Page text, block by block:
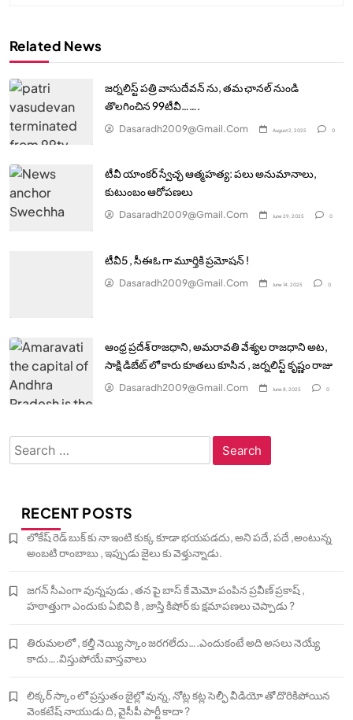
Related News
జర్నలిస్ట్ పత్రి వాసుదేవన్ ను, తమ ఛానల్ నుండి
తొలగించిన 99టీవీ…….
Dasaradh2009@gmail.com August 2, 2025 0
టీవీ యాంకర్ స్వేచ్ఛ ఆత్మహత్య: పలు అనుమానాలు,
కుటుంబం ఆరోపణలు
Dasaradh2009@gmail.com June 29, 2025 0
టీవీ5 , సీఈఓ గా మూర్తికి ప్రమోషన్ !
Dasaradh2009@gmail.com June 14, 2025 0
ఆంధ్ర ప్రదేశ్ రాజధాని, అమరావతి వేశ్యల రాజధాని అట,
సాక్షి డిబేట్ లో కారు కూతలు కూసిన , జర్నలిస్ట్ కృష్ణం రాజు
Dasaradh2009@gmail.com June 8, 2025 0
Search
for:
RECENT POSTS
లోకేష్ రెడ్ బుక్ కు నా ఇంటి కుక్క కూడా భయపడదు, అని పదే, పదే ,అంటున్న
అంబటి రాంబాబు , ఇప్పుడు జైలు కు వెళ్తున్నాడు.
జగన్ సీఎంగా వున్నపుడు , తన పై బాస్ కే మెమో పంపిన ప్రవీణ్ ప్రకాష్ ,
హఠాత్తుగా ఎందుకు ఏబివి కి , జాస్తి కిషోర్ కు క్షమాపణలు చెప్పాడు ?
తిరుమలలో , కల్తీ నెయ్యి స్కాం జరగలేదు….ఎందుకంటే అది అసలు నెయ్యే
కాదు….విస్తుపోయే వాస్తవాలు
లిక్కర్ స్కాం లో ప్రస్తుతం జైల్లో వున్న, నోట్ల కట్ల సెల్ఫీ వీడియో తో దొరికిపోయిన
వెంకటేష్ నాయుడు ది, వైసీపీ పార్టీ కాదా ?